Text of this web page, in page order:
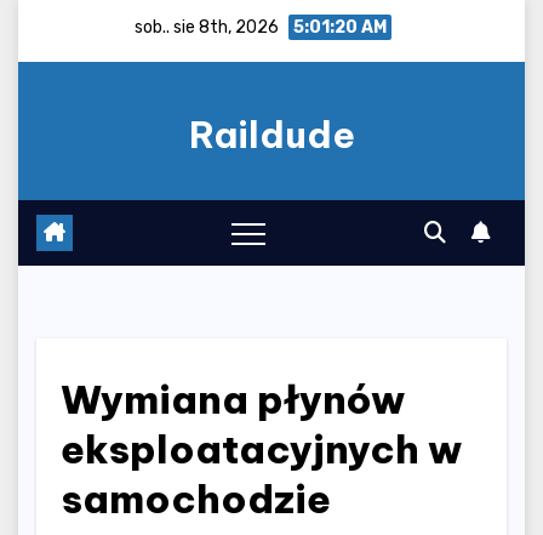
sob.. sie 8th, 2026 5:01:21 AM
Raildude
Wymiana płynów
eksploatacyjnych w
samochodzie